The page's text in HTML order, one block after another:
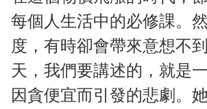
每個人生活中的必修課。
度，有時卻會帶來意想不
天，我們要講述的，就是
因貪便宜而引發的悲劇。